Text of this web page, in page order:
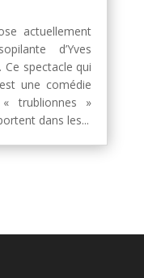
actuellement
d’Yves
spectacle qui
une comédie
trublionnes »
dans les...